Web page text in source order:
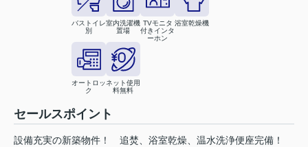
バストイレ
別
室内洗濯機
置場
TVモニタ
付きインタ
ーホン
浴室乾燥機
オートロッ
ク
ネット使用
料無料
セールスポイント
設備充実の新築物件！ 追焚、浴室乾燥、温水洗浄便座完備！